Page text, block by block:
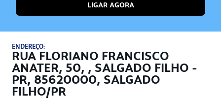
LIGAR AGORA
ENDEREÇO:
RUA FLORIANO FRANCISCO
ANATER, 50, , SALGADO FILHO -
PR, 85620000, SALGADO
FILHO/PR